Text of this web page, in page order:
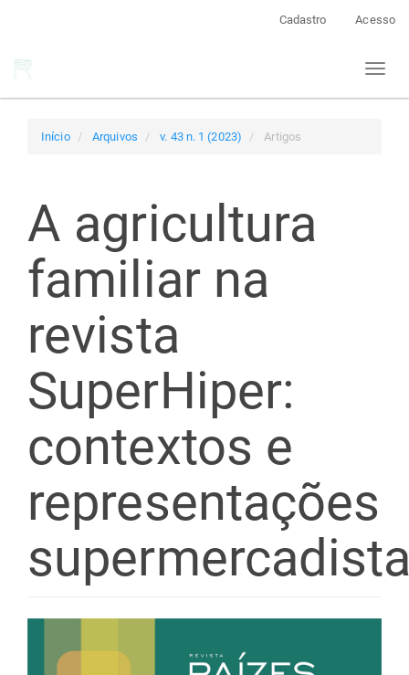
Cadastro Acesso
Toggle
Início Arquivos v. 43 n. 1 (2023) Artigos
A agricultura
familiar na
revista
SuperHiper:
contextos e
representações
Barra